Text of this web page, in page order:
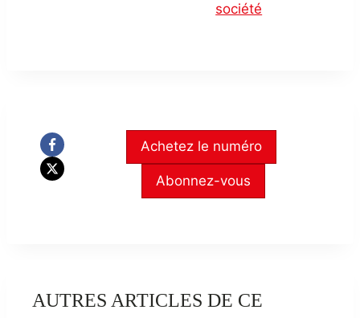
société
Achetez le numéro
Abonnez-vous
AUTRES ARTICLES DE CE